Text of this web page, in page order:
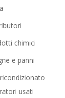
chimici
e panni
usati